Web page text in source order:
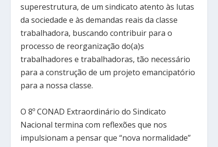
superestrutura, de um sindicato atento às lutas
da sociedade e às demandas reais da classe
trabalhadora, buscando contribuir para o
processo de reorganização do(a)s
trabalhadores e trabalhadoras, tão necessário
para a construção de um projeto emancipatório
para a nossa classe.
O 8º CONAD Extraordinário do Sindicato
Nacional termina com reflexões que nos
impulsionam a pensar que “nova normalidade”